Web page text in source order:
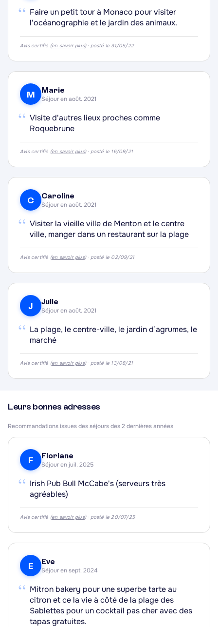
·
·
·
·
“ Faire un petit tour à Monaco pour visiter
l'océanographie et le jardin des animaux.
Avis certifié (en savoir plus) · posté le 31/05/22
M Marie
Séjour en août. 2021
“ Visite d'autres lieux proches comme
Roquebrune
Avis certifié (en savoir plus) · posté le 16/09/21
C Caroline
Séjour en août. 2021
“ Visiter la vieille ville de Menton et le centre
ville, manger dans un restaurant sur la plage
Avis certifié (en savoir plus) · posté le 02/09/21
J Julie
Séjour en août. 2021
“ La plage, le centre-ville, le jardin d’agrumes, le
marché
Avis certifié (en savoir plus) · posté le 13/08/21
Leurs bonnes adresses
Recommandations issues des séjours des 2 dernières années
F Floriane
Séjour en juil. 2025
“ Irish Pub Bull McCabe's (serveurs très
agréables)
Avis certifié (en savoir plus) · posté le 20/07/25
E Eve
Séjour en sept. 2024
“ Mitron bakery pour une superbe tarte au
citron et ce la vie à côté de la plage des
Sablettes pour un cocktail pas cher avec des
tapas gratuites.